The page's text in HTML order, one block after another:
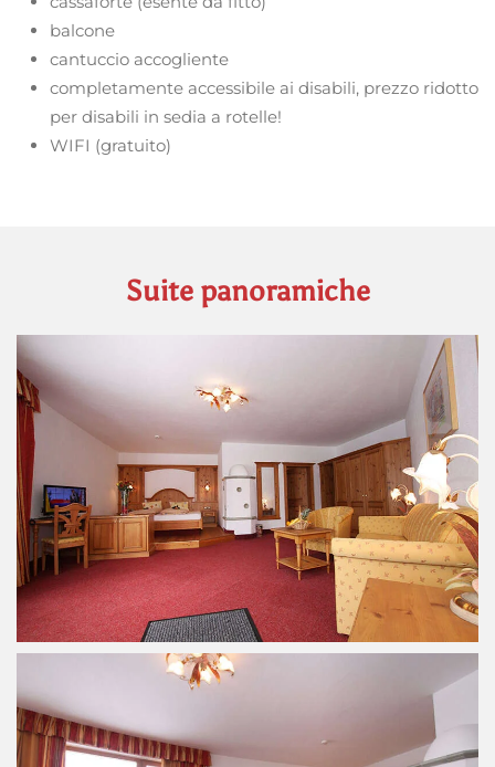
balcone
cantuccio accogliente
completamente accessibile ai disabili, prezzo ridotto
per disabili in sedia a rotelle!
WIFI (gratuito)
Suite panoramiche